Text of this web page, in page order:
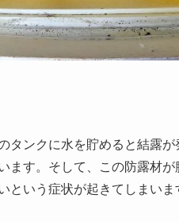
タンクに水を貯めると結露
ます。そして、この防露材
という症状が起きてしまいま